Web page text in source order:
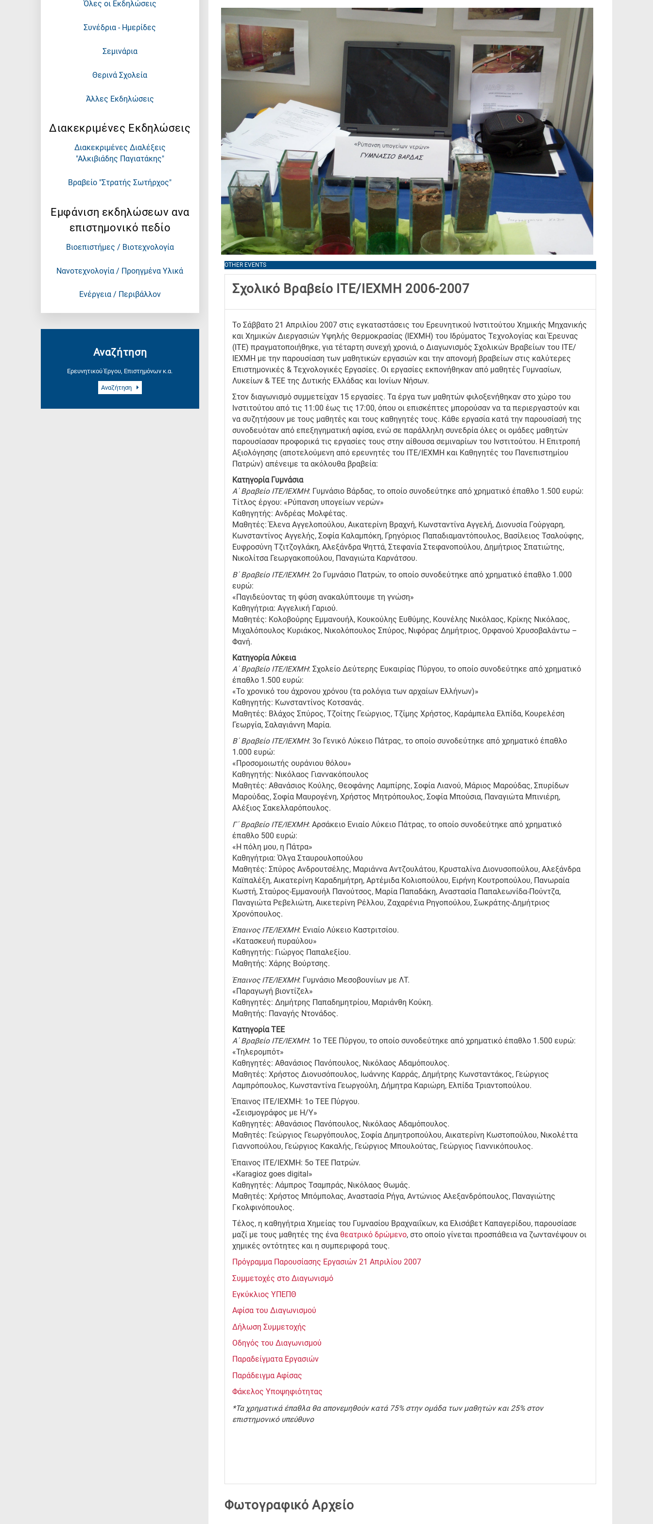
Όλες οι Εκδηλώσεις
Συνέδρια - Ημερίδες
Σεμινάρια
Θερινά Σχολεία
Άλλες Εκδηλώσεις
Διακεκριμένες Εκδηλώσεις
Διακεκριμένες Διαλέξεις
"Αλκιβιάδης Παγιατάκης"
Βραβείο "Στρατής Σωτήρχος"
Εμφάνιση εκδηλώσεων ανα
επιστημονικό πεδίο
Βιοεπιστήμες / Βιοτεχνολογία
Νανοτεχνολογία / Προηγμένα Υλικά
Ενέργεια / Περιβάλλον
Αναζήτηση
Ερευνητικού Έργου, Επιστημόνων κ.α.
Αναζήτηση
OTHER EVENTS
Σχολικό Βραβείο ΙΤΕ/ΙΕΧΜΗ 2006-2007
Το Σάββατο 21 Απριλίου 2007 στις εγκαταστάσεις του Ερευνητικού Ινστιτούτου Χημικής Μηχανικής
και Χημικών Διεργασιών Υψηλής Θερμοκρασίας (ΙΕΧΜΗ) του Ιδρύματος Τεχνολογίας και Έρευνας
(ΙΤΕ) πραγματοποιήθηκε, για τέταρτη συνεχή χρονιά, ο Διαγωνισμός Σχολικών Βραβείων του ΙΤΕ/
ΙΕΧΜΗ με την παρουσίαση των μαθητικών εργασιών και την απονομή βραβείων στις καλύτερες
Επιστημονικές & Τεχνολογικές Εργασίες. Οι εργασίες εκπονήθηκαν από μαθητές Γυμνασίων,
Λυκείων & ΤΕΕ της Δυτικής Ελλάδας και Ιονίων Νήσων.
Στον διαγωνισμό συμμετείχαν 15 εργασίες. Τα έργα των μαθητών φιλοξενήθηκαν στο χώρο του
Ινστιτούτου από τις 11:00 έως τις 17:00, όπου οι επισκέπτες μπορούσαν να τα περιεργαστούν και
να συζητήσουν με τους μαθητές και τους καθηγητές τους. Κάθε εργασία κατά την παρουσίασή της
συνοδευόταν από επεξηγηματική αφίσα, ενώ σε παράλληλη συνεδρία όλες οι ομάδες μαθητών
παρουσίασαν προφορικά τις εργασίες τους στην αίθουσα σεμιναρίων του Ινστιτούτου. Η Επιτροπή
Αξιολόγησης (αποτελούμενη από ερευνητές του ITE/ΙΕΧΜΗ και Καθηγητές του Πανεπιστημίου
Πατρών) απένειμε τα ακόλουθα βραβεία:
Κατηγορία Γυμνάσια
Α΄ Βραβείο ΙΤΕ/ΙΕΧΜΗ: Γυμνάσιο Βάρδας, το οποίο συνοδεύτηκε από χρηματικό έπαθλο 1.500 ευρώ:
Τίτλος έργου: «Ρύπανση υπογείων νερών»
Καθηγητής: Ανδρέας Μολφέτας.
Μαθητές: Έλενα Αγγελοπούλου, Αικατερίνη Βραχνή, Κωνσταντίνα Αγγελή, Διονυσία Γούργαρη,
Κωνσταντίνος Αγγελής, Σοφία Καλαμπόκη, Γρηγόριος Παπαδιαμαντόπουλος, Βασίλειος Τσαλούφης,
Ευφροσύνη Τζιτζογλάκη, Αλεξάνδρα Ψηττά, Στεφανία Στεφανοπούλου, Δημήτριος Σπατιώτης,
Νικολίτσα Γεωργακοπούλου, Παναγιώτα Καρνάτσου.
Β΄ Βραβείο ΙΤΕ/ΙΕΧΜΗ: 2ο Γυμνάσιο Πατρών, το οποίο συνοδεύτηκε από χρηματικό έπαθλο 1.000
ευρώ:
«Παγιδεύοντας τη φύση ανακαλύπτουμε τη γνώση»
Καθηγήτρια: Αγγελική Γαριού.
Μαθητές: Κολοβούρης Εμμανουήλ, Κουκούλης Ευθύμης, Κουνέλης Νικόλαος, Κρίκης Νικόλαος,
Μιχαλόπουλος Κυριάκος, Νικολόπουλος Σπύρος, Νιφόρας Δημήτριος, Ορφανού Χρυσοβαλάντω –
Φανή.
Κατηγορία Λύκεια
Α΄ Βραβείο ΙΤΕ/ΙΕΧΜΗ: Σχολείο Δεύτερης Ευκαιρίας Πύργου, το οποίο συνοδεύτηκε από χρηματικό
έπαθλο 1.500 ευρώ:
«Το χρονικό του άχρονου χρόνου (τα ρολόγια των αρχαίων Ελλήνων)»
Καθηγητής: Κωνσταντίνος Κοτσανάς.
Μαθητές: Βλάχος Σπύρος, Τζοίτης Γεώργιος, Τζίμης Χρήστος, Καράμπελα Ελπίδα, Κουρελέση
Γεωργία, Σαλαγιάννη Μαρία.
Β΄ Βραβείο ΙΤΕ/ΙΕΧΜΗ: 3ο Γενικό Λύκειο Πάτρας, το οποίο συνοδεύτηκε από χρηματικό έπαθλο
1.000 ευρώ:
«Προσομοιωτής ουράνιου θόλου»
Καθηγητής: Νικόλαος Γιαννακόπουλος
Μαθητές: Αθανάσιος Κούλης, Θεοφάνης Λαμπίρης, Σοφία Λιανού, Μάριος Μαρούδας, Σπυρίδων
Μαρούδας, Σοφία Μαυρογένη, Χρήστος Μητρόπουλος, Σοφία Μπούσια, Παναγιώτα Μπινιέρη,
Αλέξιος Σακελλαρόπουλος.
Γ΄ Βραβείο ΙΤΕ/ΙΕΧΜΗ: Αρσάκειο Ενιαίο Λύκειο Πάτρας, το οποίο συνοδεύτηκε από χρηματικό
έπαθλο 500 ευρώ:
«Η πόλη μου, η Πάτρα»
Καθηγήτρια: Όλγα Σταυρουλοπούλου
Μαθητές: Σπύρος Ανδρουτσέλης, Μαριάννα Αντζουλάτου, Κρυσταλίνα Διονυσοπούλου, Αλεξάνδρα
Καϊπαλέξη, Αικατερίνη Καραδημήτρη, Αρτέμιδα Κολιοπούλου, Ειρήνη Κουτροπούλου, Πανωραία
Κωστή, Σταύρος-Εμμανουήλ Πανούτσος, Μαρία Παπαδάκη, Αναστασία Παπαλεωνίδα-Πούντζα,
Παναγιώτα Ρεβελιώτη, Αικετερίνη Ρέλλου, Ζαχαρένια Ρηγοπούλου, Σωκράτης-Δημήτριος
Χρονόπουλος.
Έπαινος ΙΤΕ/ΙΕΧΜΗ: Ενιαίο Λύκειο Καστριτσίου.
«Κατασκευή πυραύλου»
Καθηγητής: Γιώργος Παπαλεξίου.
Μαθητής: Χάρης Βούρτσης.
Έπαινος ΙΤΕ/ΙΕΧΜΗ: Γυμνάσιο Μεσοβουνίων με ΛΤ.
«Παραγωγή βιοντίζελ»
Καθηγητές: Δημήτρης Παπαδημητρίου, Μαριάνθη Κούκη.
Μαθητής: Παναγής Ντονάδος.
Κατηγορία ΤΕΕ
Α΄ Βραβείο ΙΤΕ/ΙΕΧΜΗ: 1o TEE Πύργου, το οποίο συνοδεύτηκε από χρηματικό έπαθλο 1.500 ευρώ:
«Τηλερομπότ»
Καθηγητές: Αθανάσιος Πανόπουλος, Νικόλαος Αδαμόπουλος.
Μαθητές: Χρήστος Διονυσόπουλος, Ιωάννης Καρράς, Δημήτρης Κωνσταντάκος, Γεώργιος
Λαμπρόπουλος, Κωνσταντίνα Γεωργούλη, Δήμητρα Καριώρη, Ελπίδα Τριαντοπούλου.
Έπαινος ΙΤΕ/ΙΕΧΜΗ: 1o TEE Πύργου.
«Σεισμογράφος με Η/Υ»
Καθηγητές: Αθανάσιος Πανόπουλος, Νικόλαος Αδαμόπουλος.
Μαθητές: Γεώργιος Γεωργόπουλος, Σοφία Δημητροπούλου, Αικατερίνη Κωστοπούλου, Νικολέττα
Γιαννοπούλου, Γεώργιος Κακαλής, Γεώργιος Μπουλούτας, Γεώργιος Γιαννικόπουλος.
Έπαινος ΙΤΕ/ΙΕΧΜΗ: 5ο ΤΕΕ Πατρών.
«Karagioz goes digital»
Καθηγητές: Λάμπρος Τσαμπράς, Νικόλαος Θωμάς.
Μαθητές: Χρήστος Μπόμπολας, Αναστασία Ρήγα, Αντώνιος Αλεξανδρόπουλος, Παναγιώτης
Γκολφινόπουλος.
Τέλος, η καθηγήτρια Χημείας του Γυμνασίου Βραχναιΐκων, κα Ελισάβετ Καπαγερίδου, παρουσίασε
μαζί με τους μαθητές της ένα θεατρικό δρώμενο, στο οποίο γίνεται προσπάθεια να ζωντανέψουν οι
χημικές οντότητες και η συμπεριφορά τους.
Πρόγραμμα Παρουσίασης Εργασιών 21 Απριλίου 2007
Συμμετοχές στο Διαγωνισμό
Εγκύκλιος ΥΠΕΠΘ
Αφίσα του Διαγωνισμού
Δήλωση Συμμετοχής
Οδηγός του Διαγωνισμού
Παραδείγματα Εργασιών
Παράδειγμα Αφίσας
Φάκελος Υποψηφιότητας
*Τα χρηματικά έπαθλα θα απονεμηθούν κατά 75% στην ομάδα των μαθητών και 25% στον
επιστημονικό υπεύθυνο
Φωτογραφικό Αρχείο